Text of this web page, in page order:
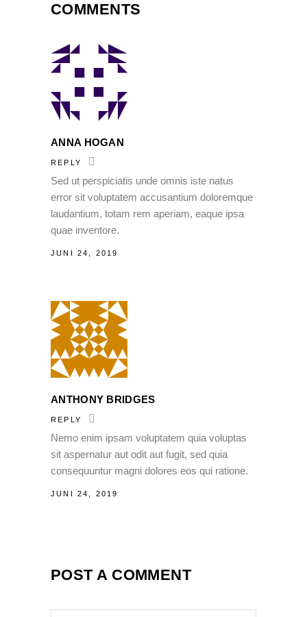
COMMENTS
ANNA HOGAN
REPLY
Sed ut perspiciatis unde omnis iste natus
error sit voluptatem accusantium doloremque
laudantium, totam rem aperiam, eaque ipsa
quae inventore.
JUNI 24, 2019
ANTHONY BRIDGES
REPLY
Nemo enim ipsam voluptatem quia voluptas
sit aspernatur aut odit aut fugit, sed quia
consequuntur magni dolores eos qui ratione.
JUNI 24, 2019
POST A COMMENT